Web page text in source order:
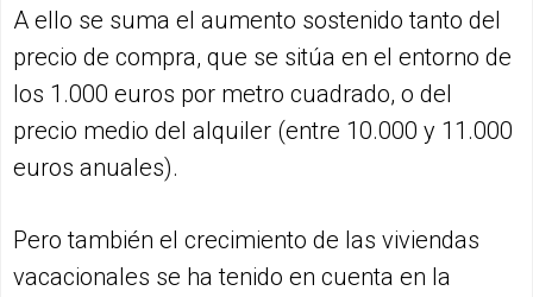
A ello se suma el aumento sostenido tanto del
precio de compra, que se sitúa en el entorno de
los 1.000 euros por metro cuadrado, o del
precio medio del alquiler (entre 10.000 y 11.000
euros anuales).
Pero también el crecimiento de las viviendas
vacacionales se ha tenido en cuenta en la